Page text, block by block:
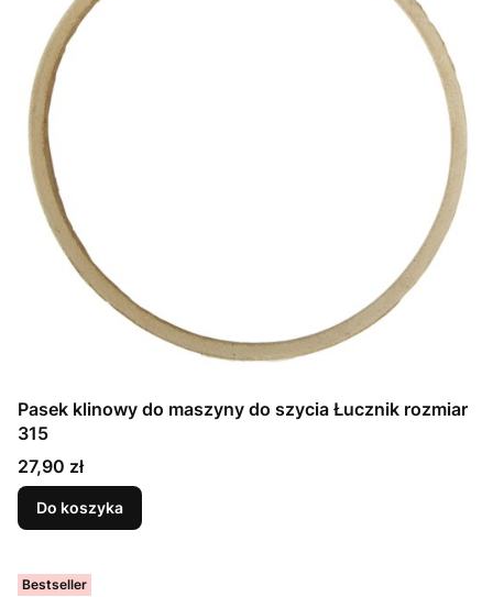
Pasek klinowy do maszyny do szycia Łucznik rozmiar
315
Cena
27,90 zł
Do koszyka
Bestseller